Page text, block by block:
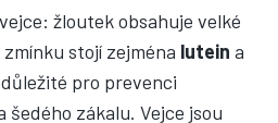
žloutek obsahuje velké
stojí zejména lutein a
pro prevenci
šedého zákalu. Vejce jsou